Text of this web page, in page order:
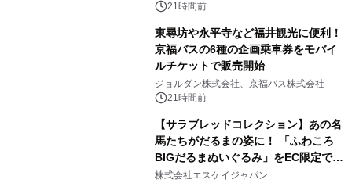
21時間前
東尋坊や永平寺など福井観光に便利！
京福バスの6種の企画乗車券をモバイ
ルチケットで販売開始
ジョルダン株式会社、京福バス株式会社
21時間前
【サラブレッドコレクション】あの名
馬たちがだるまの姿に！ 「ふわころ
BIGだるまぬいぐるみ」をEC限定で受
注販売開始
株式会社エスケイジャパン